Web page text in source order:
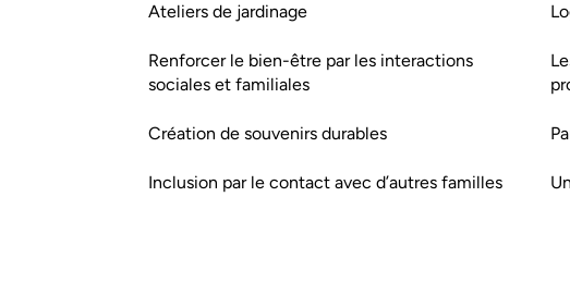
Ateliers de jardinage
Renforcer le bien-être par les interactions
sociales et familiales
Création de souvenirs durables
Inclusion par le contact avec d’autres familles